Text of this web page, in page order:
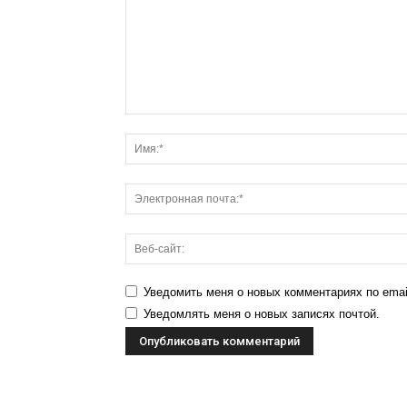
Уведомить меня о новых комментариях по
Уведомлять меня о новых записях почтой.